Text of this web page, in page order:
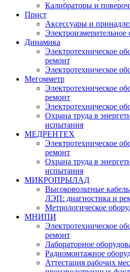
Калибраторы и
Прист
Аксессуары и
Электроизмерительное
Динамика
Электротехническое
ремонт
Электротехническое
Мегомметр
Электротехническое
ремонт
Электротехническое
Охрана труда в
испытания
МЕДРЕНТЕХ
Электротехническое
ремонт
Охрана труда в
испытания
МИКРОПРЫЛАД
Высоковольтные
ЛЭП: диагностика и
Метрологическое
МНИПИ
Электротехническое
ремонт
Лабораторное
Радиомонтажное
Аттестация рабочих